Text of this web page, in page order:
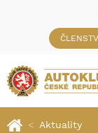
Aktuality